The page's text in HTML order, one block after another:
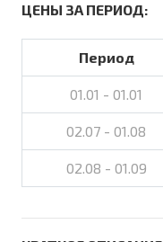
ЦЕНЫ ЗА ПЕРИОД:
Период
01.01 - 01.01
02.07 - 01.08
02.08 - 01.09